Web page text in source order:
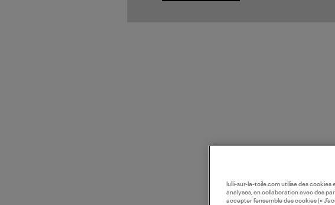
lulli-sur-la-toile.com utilise des
analyses, en collaboration avec des
accepter l’ensemble des cookies («